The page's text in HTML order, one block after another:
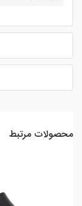
محصولات مرتبط